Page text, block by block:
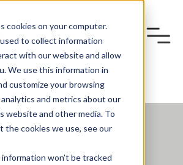
cookies on your computer.
to collect information
with our website and allow
We use this information in
customize your browsing
and metrics about our
website and other media. To
the cookies we use, see our
won’t be tracked
BLOG LISTINGS